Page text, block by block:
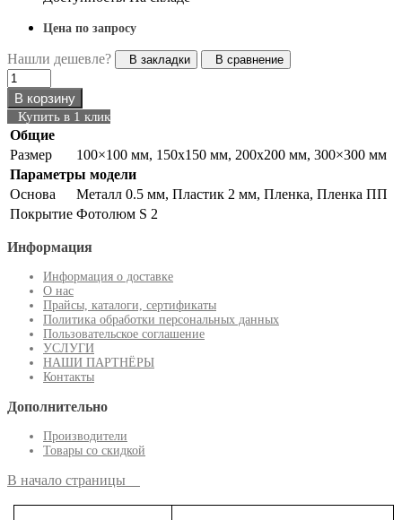
Цена по запросу
Нашли дешевле? В закладки В сравнение
В корзину
Купить в 1 клик
Общие
Размер
100×100 мм, 150х150 мм, 200х200 мм, 300×300 мм
Параметры модели
Основа
Металл 0.5 мм, Пластик 2 мм, Пленка, Пленка ПП
Покрытие Фотолюм S 2
Информация
Информация о доставке
О нас
Прайсы, каталоги, сертификаты
Политика обработки персональных данных
Пользовательское соглашение
УСЛУГИ
НАШИ ПАРТНЁРЫ
Контакты
Дополнительно
Производители
Товары со скидкой
В начало страницы